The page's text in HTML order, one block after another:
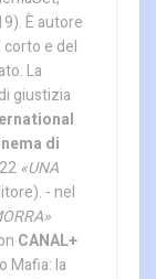
È autore
e del
La
giustizia
di
«UNA
- nel
CANAL+
Mafia: la